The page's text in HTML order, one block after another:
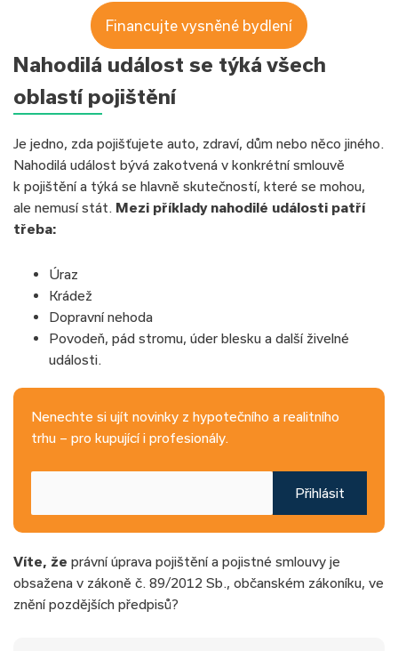
Financujte vysněné bydlení
Nahodilá událost se týká všech
oblastí pojištění
Je jedno, zda pojišťujete auto, zdraví, dům nebo něco jiného.
Nahodilá událost bývá zakotvená v konkrétní smlouvě
k pojištění a týká se hlavně skutečností, které se mohou,
ale nemusí stát. Mezi příklady nahodilé události patří
třeba:
Úraz
Krádež
Dopravní nehoda
Povodeň, pád stromu, úder blesku a další živelné
události.
Nenechte si ujít novinky z hypotečního a realitního
trhu – pro kupující i profesionály.
Přihlásit
Víte, že právní úprava pojištění a pojistné smlouvy je
obsažena v zákoně č. 89/2012 Sb., občanském zákoníku, ve
znění pozdějších předpisů?